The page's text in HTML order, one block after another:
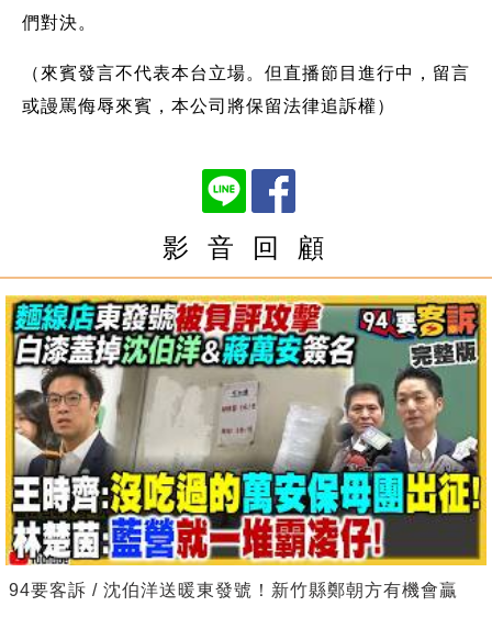
們對決。
（來賓發言不代表本台立場。但直播節目進行中，留言
或謾罵侮辱來賓，本公司將保留法律追訴權）
影 音 回 顧
94要客訴 / 沈伯洋送暖東發號！新竹縣鄭朝方有機會贏